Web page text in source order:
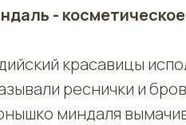
-
красавицы
реснички и
миндаля